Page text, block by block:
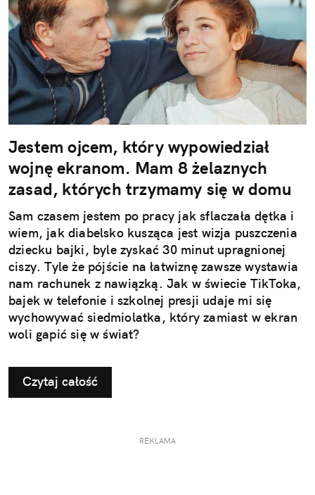
Jestem ojcem, który wypowiedział
wojnę ekranom. Mam 8 żelaznych
zasad, których trzymamy się w domu
Sam czasem jestem po pracy jak sflaczała dętka i
wiem, jak diabelsko kusząca jest wizja puszczenia
dziecku bajki, byle zyskać 30 minut upragnionej
ciszy. Tyle że pójście na łatwiznę zawsze wystawia
nam rachunek z nawiązką. Jak w świecie TikToka,
bajek w telefonie i szkolnej presji udaje mi się
wychowywać siedmiolatka, który zamiast w ekran
woli gapić się w świat?
Czytaj całość
REKLAMA